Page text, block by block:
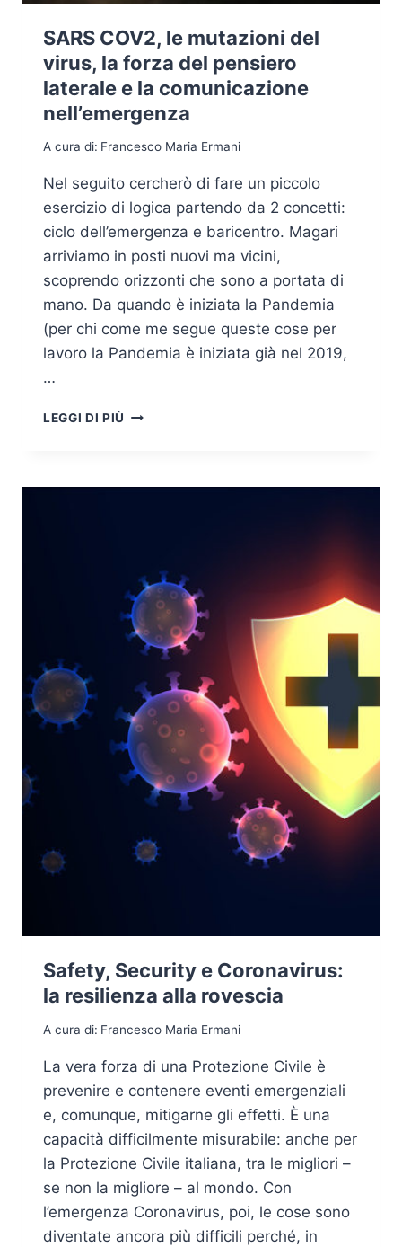
SARS COV2, le mutazioni del
virus, la forza del pensiero
laterale e la comunicazione
nell’emergenza
A cura di: Francesco Maria Ermani
Nel seguito cercherò di fare un piccolo
esercizio di logica partendo da 2 concetti:
ciclo dell’emergenza e baricentro. Magari
arriviamo in posti nuovi ma vicini,
scoprendo orizzonti che sono a portata di
mano. Da quando è iniziata la Pandemia
(per chi come me segue queste cose per
lavoro la Pandemia è iniziata già nel 2019,
…
LEGGI DI PIÙ SARS
DEL
PENSIERO
LATERALE
E
LA
COMUNICAZIONE
NELL’EMERGENZA
Safety, Security e Coronavirus:
la resilienza alla rovescia
A cura di: Francesco Maria Ermani
La vera forza di una Protezione Civile è
prevenire e contenere eventi emergenziali
e, comunque, mitigarne gli effetti. È una
capacità difficilmente misurabile: anche per
la Protezione Civile italiana, tra le migliori –
se non la migliore – al mondo. Con
l’emergenza Coronavirus, poi, le cose sono
diventate ancora più difficili perché, in